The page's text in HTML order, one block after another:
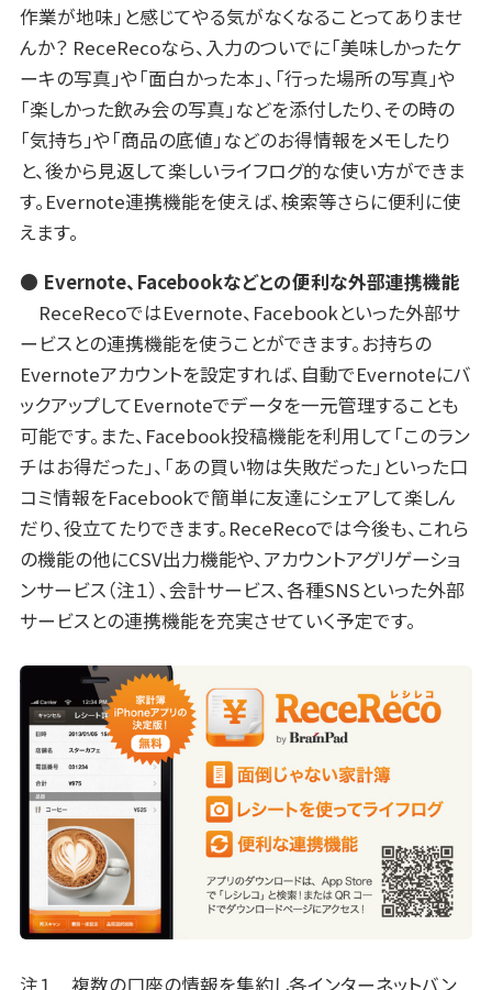
作業が地味」と感じてやる気がなくなることってありませ
んか？ ReceRecoなら、入力のついでに「美味しかったケ
ーキの写真」や「面白かった本」、「行った場所の写真」や
「楽しかった飲み会の写真」などを添付したり、その時の
「気持ち」や「商品の底値」などのお得情報をメモしたり
と、後から見返して楽しいライフログ的な使い方ができま
す。Evernote連携機能を使えば、検索等さらに便利に使
えます。
● Evernote、Facebookなどとの便利な外部連携機能
ReceRecoではEvernote、Facebookといった外部サ
ービスとの連携機能を使うことができます。お持ちの
Evernoteアカウントを設定すれば、自動でEvernoteにバ
ックアップしてEvernoteでデータを一元管理することも
可能です。また、Facebook投稿機能を利用して「このラン
チはお得だった」、「あの買い物は失敗だった」といった口
コミ情報をFacebookで簡単に友達にシェアして楽しん
だり、役立てたりできます。ReceRecoでは今後も、これら
の機能の他にCSV出力機能や、アカウントアグリゲーショ
ンサービス（注１）、会計サービス、各種SNSといった外部
サービスとの連携機能を充実させていく予定です。
注１ 複数の口座の情報を集約し各インターネットバン